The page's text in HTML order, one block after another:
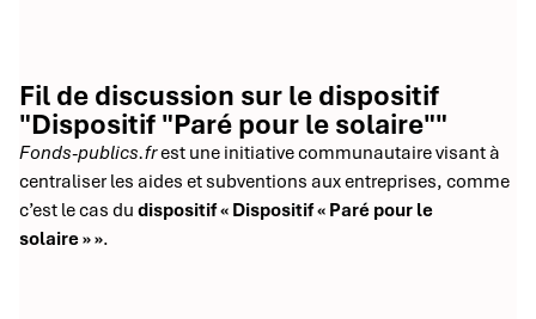
Fil de discussion sur le dispositif
"Dispositif "Paré pour le solaire""
Fonds-publics.frest une initiative communautaire visant à
centraliser les aides et subventions aux entreprises, comme
c’est le cas du dispositif « Dispositif « Paré pour le
solaire » ».